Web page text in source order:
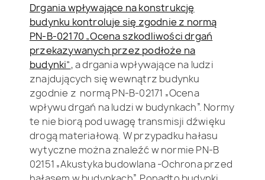
Drgania wpływające na konstrukcję
budynku kontroluje się zgodnie z normą
PN-B-02170 „Ocena szkodliwości drgań
przekazywanych przez podłoże na
budynki”, a drgania wpływające na ludzi
znajdujących się wewnątrz budynku
zgodnie z normą PN-B-02171 „Ocena
wpływu drgań na ludzi w budynkach”. Normy
te nie biorą pod uwagę transmisji dźwięku
drogą materiałową. W przypadku hałasu
wytyczne można znaleźć w normie PN-B
02151 „Akustyka budowlana -Ochrona przed